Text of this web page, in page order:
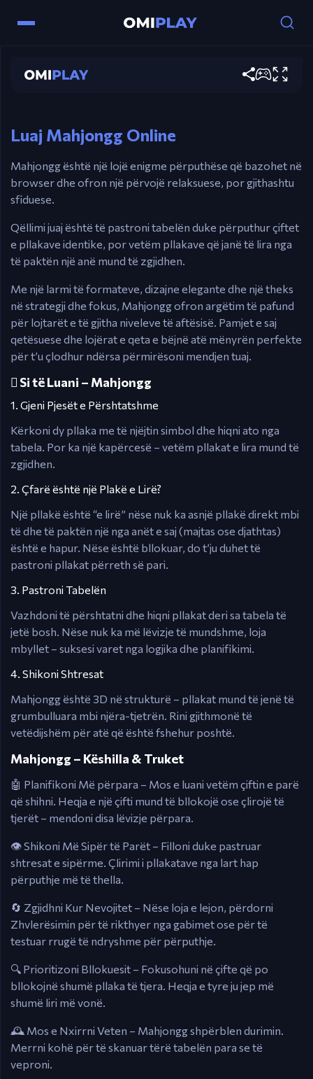
Mahjongg
Miçi – Zgjidhni dhe përputhni pllakat.
Luaj Mahjongg Online
Mahjongg është një lojë enigme përputhëse që bazohet në
browser dhe ofron një përvojë relaksuese, por gjithashtu
sfiduese.
Qëllimi juaj është të pastroni tabelën duke përputhur çiftet
e pllakave identike, por vetëm pllakave që janë të lira nga
të paktën një anë mund të zgjidhen.
Me një larmi të formateve, dizajne elegante dhe një theks
në strategji dhe fokus, Mahjongg ofron argëtim të pafund
për lojtarët e të gjitha niveleve të aftësisë. Pamjet e saj
qetësuese dhe lojërat e qeta e bëjnë atë mënyrën perfekte
për t’u çlodhur ndërsa përmirësoni mendjen tuaj.
🹹 Si të Luani – Mahjongg
1. Gjeni Pjesët e Përshtatshme
Kërkoni dy pllaka me të njëjtin simbol dhe hiqni ato nga
tabela. Por ka një kapërcesë – vetëm pllakat e lira mund të
zgjidhen.
2. Çfarë është një Plakë e Lirë?
Një pllakë është “e lirë” nëse nuk ka asnjë pllakë direkt mbi
të dhe të paktën një nga anët e saj (majtas ose djathtas)
është e hapur. Nëse është bllokuar, do t’ju duhet të
pastroni pllakat përreth së pari.
3. Pastroni Tabelën
Vazhdoni të përshtatni dhe hiqni pllakat deri sa tabela të
jetë bosh. Nëse nuk ka më lëvizje të mundshme, loja
mbyllet – suksesi varet nga logjika dhe planifikimi.
4. Shikoni Shtresat
Mahjongg është 3D në strukturë – pllakat mund të jenë të
grumbulluara mbi njëra-tjetrën. Rini gjithmonë të
vetëdijshëm për atë që është fshehur poshtë.
Mahjongg – Këshilla & Truket
🤖 Planifikoni Më përpara – Mos e luani vetëm çiftin e parë
që shihni. Heqja e një çifti mund të bllokojë ose çlirojë të
tjerët – mendoni disa lëvizje përpara.
👁️ Shikoni Më Sipër të Parët – Filloni duke pastruar
shtresat e sipërme. Çlirimi i pllakatave nga lart hap
përputhje më të thella.
🔄 Zgjidhni Kur Nevojitet – Nëse loja e lejon, përdorni
Zhvlerësimin për të rikthyer nga gabimet ose për të
testuar rrugë të ndryshme për përputhje.
🔍 Prioritizoni Bllokuesit – Fokusohuni në çifte që po
bllokojnë shumë pllaka të tjera. Heqja e tyre ju jep më
shumë liri më vonë.
🕰️ Mos e Nxirrni Veten – Mahjongg shpërblen durimin.
Merrni kohë për të skanuar tërë tabelën para se të
veproni.